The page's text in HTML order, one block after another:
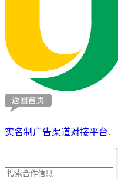
实名制广告渠道对接平台.